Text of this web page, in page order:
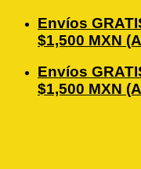
Saltar
contenido
Envíos
$1,500 MXN
Envíos
$1,500 MXN